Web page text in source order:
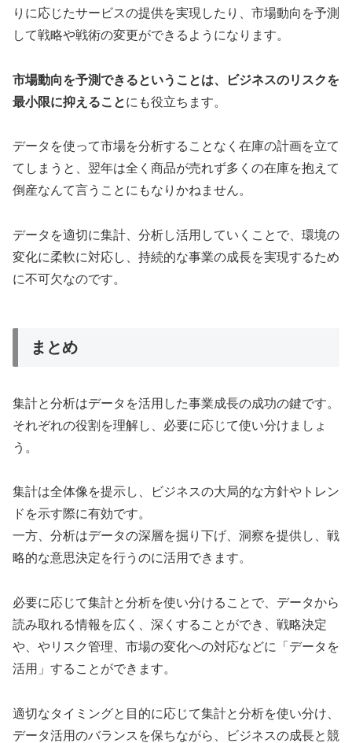
りに応じたサービスの提供を実現したり、市場動向を予測
して戦略や戦術の変更ができるようになります。
市場動向を予測できるということは、ビジネスのリスクを
最小限に抑えることにも役立ちます。
データを使って市場を分析することなく在庫の計画を立て
てしまうと、翌年は全く商品が売れず多くの在庫を抱えて
倒産なんて言うことにもなりかねません。
データを適切に集計、分析し活用していくことで、環境の
変化に柔軟に対応し、持続的な事業の成長を実現するため
に不可欠なのです。
まとめ
集計と分析はデータを活用した事業成長の成功の鍵です。
それぞれの役割を理解し、必要に応じて使い分けましょ
う。
集計は全体像を提示し、ビジネスの大局的な方針やトレン
ドを示す際に有効です。
一方、分析はデータの深層を掘り下げ、洞察を提供し、戦
略的な意思決定を行うのに活用できます。
必要に応じて集計と分析を使い分けることで、データから
読み取れる情報を広く、深くすることができ、戦略決定
や、やリスク管理、市場の変化への対応などに「データを
活用」することができます。
適切なタイミングと目的に応じて集計と分析を使い分け、
データ活用のバランスを保ちながら、ビジネスの成長と競